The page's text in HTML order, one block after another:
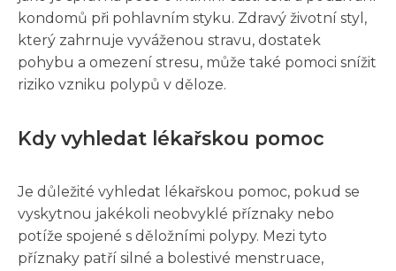
kondomů při pohlavním styku. Zdravý životní styl,
který zahrnuje vyváženou stravu, dostatek
pohybu a omezení stresu, může také pomoci snížit
riziko vzniku polypů v děloze.
Kdy vyhledat lékařskou pomoc
Je důležité vyhledat lékařskou pomoc, pokud se
vyskytnou jakékoli neobvyklé příznaky nebo
potíže spojené s děložními polypy. Mezi tyto
příznaky patří silné a bolestivé menstruace,